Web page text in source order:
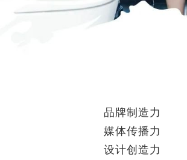
品牌制造力
媒体传播力
设计创造力